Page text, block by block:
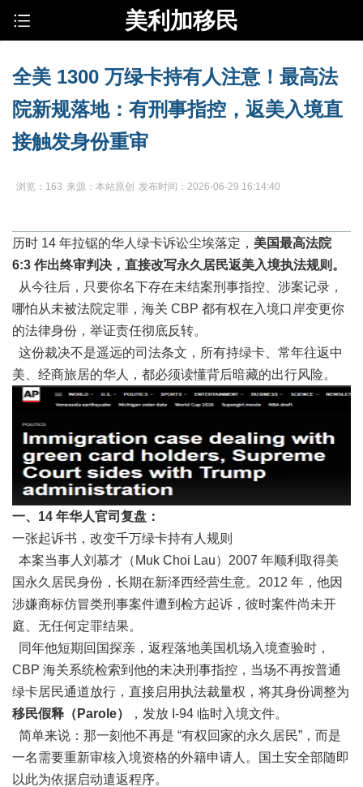
美利加移民
全美 1300 万绿卡持有人注意！最高法
院新规落地：有刑事指控，返美入境直
接触发身份重审
浏览：163 来源：本站原创 发布时间：2026-06-29 16:14:40
历时 14 年拉锯的华人绿卡诉讼尘埃落定， 美国最高法院
6:3 作出终审判决，直接改写永久居民返美入境执法规则。
从今往后，只要你名下存在未结案刑事指控、涉案记录，
哪怕从未被法院定罪，海关 CBP 都有权在入境口岸变更你
的法律身份，举证责任彻底反转。
这份裁决不是遥远的司法条文，所有持绿卡、常年往返中
美、经商旅居的华人，都必须读懂背后暗藏的出行风险。
一、14 年华人官司复盘：
一张起诉书，改变千万绿卡持有人规则
本案当事人刘慕才（Muk Choi Lau）2007 年顺利取得美
国永久居民身份，长期在新泽西经营生意。2012 年，他因
涉嫌商标仿冒类刑事案件遭到检方起诉，彼时案件尚未开
庭、无任何定罪结果。
同年他短期回国探亲，返程落地美国机场入境查验时，
CBP 海关系统检索到他的未决刑事指控，当场不再按普通
绿卡居民通道放行，直接启用执法裁量权，将其身份调整为
移民假释（Parole）
，发放 I-94 临时入境文件。
简单来说：那一刻他不再是 “有权回家的永久居民”，而是
一名需要重新审核入境资格的外籍申请人。国土安全部随即
以此为依据启动遣返程序。